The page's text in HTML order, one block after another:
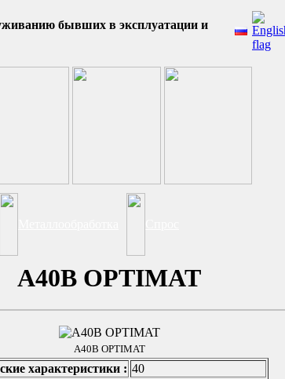
бывших в эксплуатации и
A40B OPTIMAT
A40B OPTIMAT
характеристики : 40